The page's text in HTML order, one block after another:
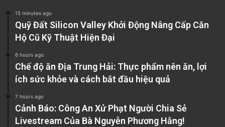
15 minutes ago
Quỹ Đất Silicon Valley Khởi Động Nâng Cấp Căn
Hộ Cũ Kỹ Thuật Hiện Đại
6 hours ago
Chế độ ăn Địa Trung Hải: Thực phẩm nên ăn, lợi
ích sức khỏe và cách bắt đầu hiệu quả
7 hours ago
Cảnh Báo: Công An Xử Phạt Người Chia Sẻ
Livestream Của Bà Nguyễn Phương Hằng!